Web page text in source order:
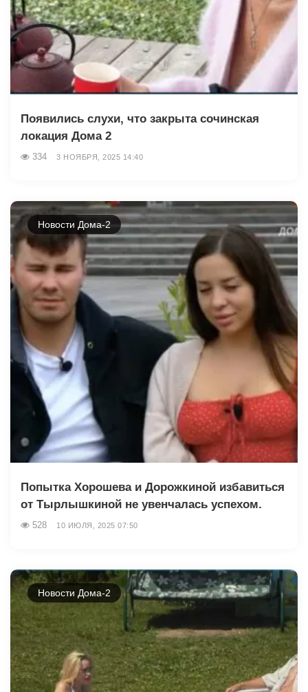
Появились слухи, что закрыта сочинская
локация Дома 2
334 3 НОЯБРЯ, 2025 14:40
Новости Дома-2
Попытка Хорошева и Дорожкиной избавиться
от Тырлышкиной не увенчалась успехом.
528 10 ИЮЛЯ, 2025 07:50
Новости Дома-2